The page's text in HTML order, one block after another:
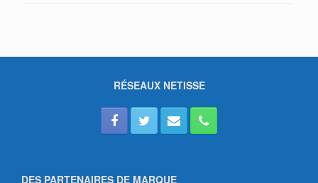
RÉSEAUX NETISSE
DES PARTENAIRES DE MARQUE